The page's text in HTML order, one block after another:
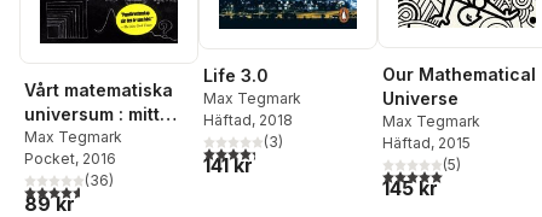
Vårt matematiska
universum : mitt
sökande efter den
yttersta
verkligheten
Max Tegmark
Pocket, 2016
4,6utav 5 stjärnor. Totalt antal röster:
(36)
89 kr
Life 3.0
Max Tegmark
Häftad, 2018
4,3utav 5 stjärnor. Totalt antal röster:
(3)
141 kr
Our Mathematical
Universe
Max Tegmark
Häftad, 2015
5,0utav 5 stjärnor.
(5)
145 kr